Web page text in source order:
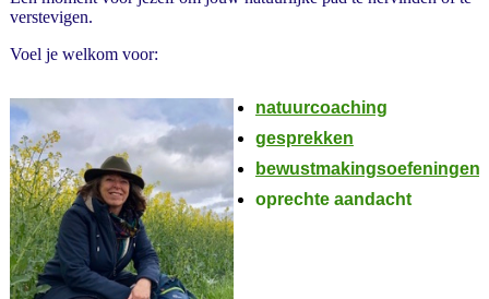
verstevigen.
Voel je welkom voor:
natuurcoaching
gesprekken
bewustmakingsoefeningen
oprechte aandacht